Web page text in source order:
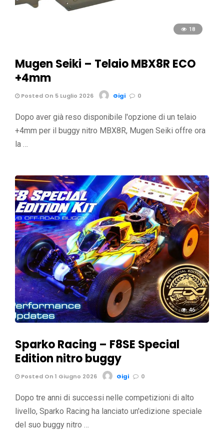
18
Mugen Seiki – Telaio MBX8R ECO
+4mm
Posted On 5 Luglio 2026 Gigi 0
Dopo aver già reso disponibile l'opzione di un telaio
+4mm per il buggy nitro MBX8R, Mugen Seiki offre ora
la …
46
Sparko Racing – F8SE Special
Edition nitro buggy
Posted On 1 Giugno 2026 Gigi 0
Dopo tre anni di successi nelle competizioni di alto
livello, Sparko Racing ha lanciato un'edizione speciale
del suo buggy nitro …